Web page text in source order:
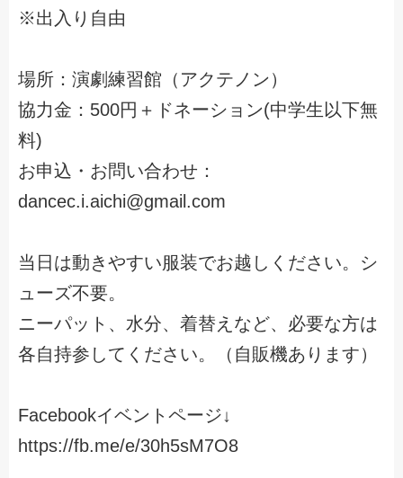
※出入り自由
場所：演劇練習館（アクテノン）
協力金：500円＋ドネーション(中学生以下無
料)
お申込・お問い合わせ：
dancec.i.aichi@gmail.com
当日は動きやすい服装でお越しください。シ
ューズ不要。
ニーパット、水分、着替えなど、必要な方は
各自持参してください。（自販機あります）
Facebookイベントページ↓
https://fb.me/e/30h5sM7O8